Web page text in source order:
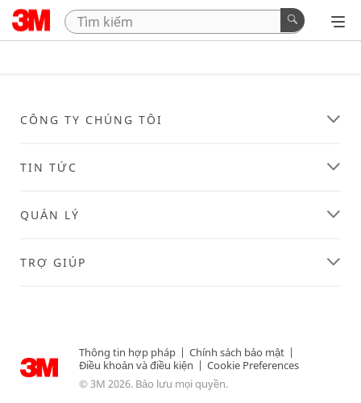
CÔNG TY CHÚNG TÔI
TIN TỨC
QUẢN LÝ
TRỢ GIÚP
Thông tin hợp pháp | Chính sách bảo mật |
Điều khoản và điều kiện | Cookie Preferences
© 3M 2026. Bảo lưu mọi quyền.